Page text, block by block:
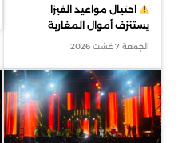
احتيال مواعيد الفيزا
يستنزف أموال المغاربة
الجمعة 7 غشت 2026